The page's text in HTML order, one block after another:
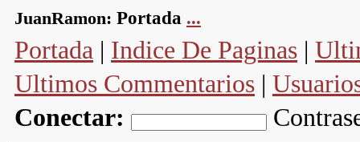
JuanRamon: Portada ...
Portada | Indice De Paginas |
Ultimos Commentarios |
Conectar: